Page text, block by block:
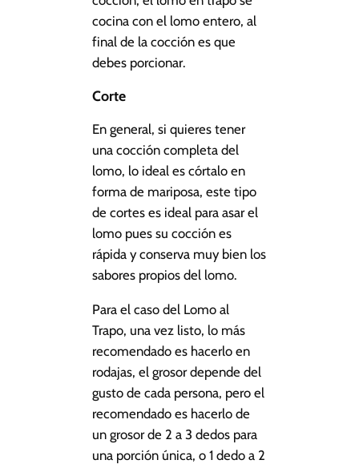
cocina con el lomo entero, al
final de la cocción es que
debes porcionar.
Corte
En general, si quieres tener
una cocción completa del
lomo, lo ideal es córtalo en
forma de mariposa, este tipo
de cortes es ideal para asar el
lomo pues su cocción es
rápida y conserva muy bien los
sabores propios del lomo.
Para el caso del Lomo al
Trapo, una vez listo, lo más
recomendado es hacerlo en
rodajas, el grosor depende del
gusto de cada persona, pero el
recomendado es hacerlo de
un grosor de 2 a 3 dedos para
una porción única, o 1 dedo a 2